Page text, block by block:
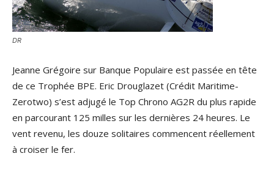
DR
Jeanne Grégoire sur Banque Populaire est passée en tête
de ce Trophée BPE. Eric Drouglazet (Crédit Maritime-
Zerotwo) s’est adjugé le Top Chrono AG2R du plus rapide
en parcourant 125 milles sur les dernières 24 heures. Le
vent revenu, les douze solitaires commencent réellement
à croiser le fer.